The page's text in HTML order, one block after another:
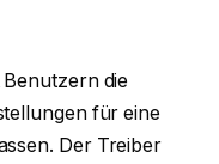
die
für eine
Der Treiber